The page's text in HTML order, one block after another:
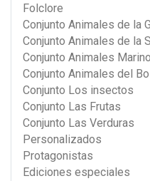
Folclore
Conjunto Animales de la
Conjunto Animales de la
Conjunto Animales
Conjunto Animales del
Conjunto Los insectos
Conjunto Las Frutas
Conjunto Las Verduras
Personalizados
Protagonistas
Ediciones especiales